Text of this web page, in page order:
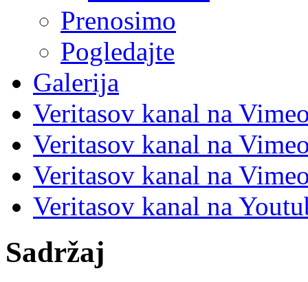
Prenosimo
Pogledajte
Galerija
Veritasov kanal na
Veritasov kanal na
Veritasov kanal na
Veritasov kanal na
Sadržaj